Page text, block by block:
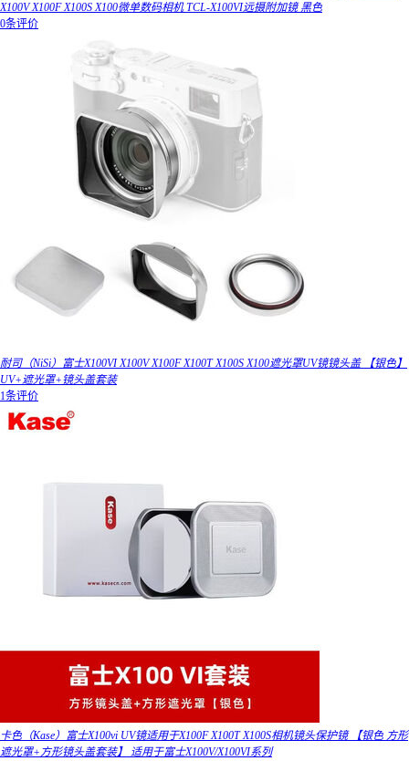
X100V X100F X100S X100微单数码相机 TCL-X100VI远摄附加镜 黑色
0条评价
耐司（NiSi）富士X100VI X100V X100F X100T X100S X100遮光罩UV镜镜头盖 【银色】
UV+遮光罩+镜头盖套装
1条评价
卡色（Kase）富士X100vi UV镜适用于X100F X100T X100S相机镜头保护镜 【银色 方形
遮光罩+方形镜头盖套装】 适用于富士X100V/X100VI系列